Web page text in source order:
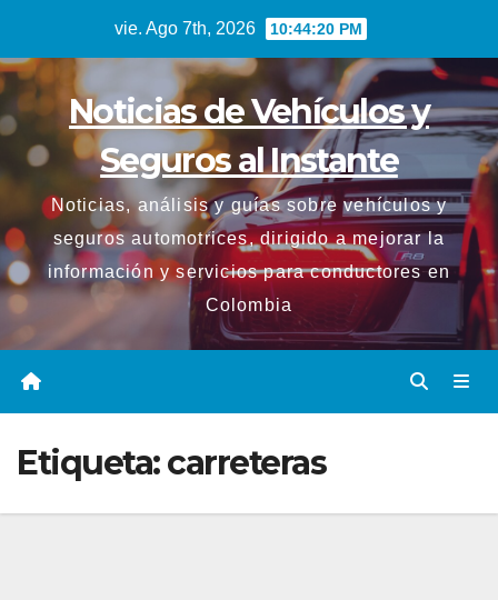
contenido
vie. Ago 7th, 2026 10:44:20 PM
Noticias de Vehículos y
Seguros al Instante
Noticias, análisis y guías sobre vehículos y
seguros automotrices, dirigido a mejorar la
información y servicios para conductores en
Colombia
Etiqueta:carreteras